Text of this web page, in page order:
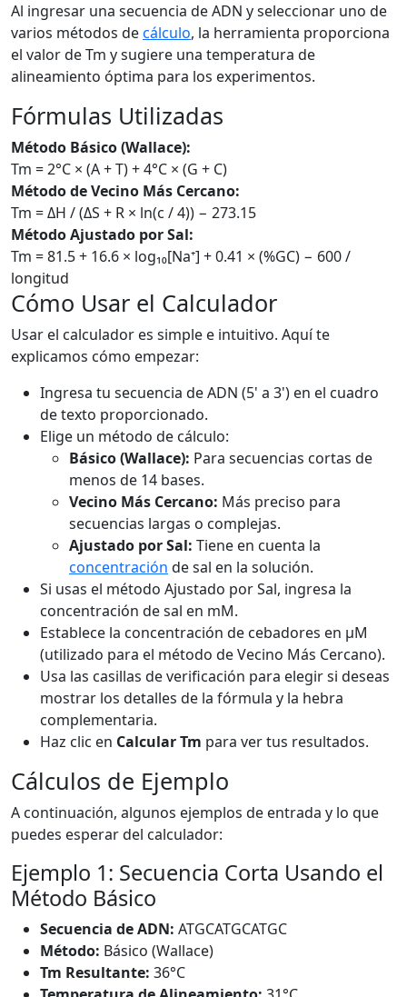
Al ingresar una secuencia de ADN y seleccionar uno de
varios métodos decálculo, la herramienta proporciona
el valor de Tm y sugiere una temperatura de
alineamiento óptima para los experimentos.
Fórmulas Utilizadas
Método Básico (Wallace):
Tm = 2°C × (A + T) + 4°C × (G + C)
Método de Vecino Más Cercano:
Tm = ΔH / (ΔS + R × ln(c / 4)) − 273.15
Método Ajustado por Sal:
Tm = 81.5 + 16.6 × log₁₀[Na⁺] + 0.41 × (%GC) − 600 /
longitud
Cómo Usar el Calculador
Usar el calculador es simple e intuitivo. Aquí te
explicamos cómo empezar:
Ingresa tu secuencia de ADN (5' a 3') en el cuadro
de texto proporcionado.
Elige un método de cálculo:
Básico (Wallace): Para secuencias cortas de
menos de 14 bases.
Vecino Más Cercano: Más preciso para
secuencias largas o complejas.
Ajustado por Sal: Tiene en cuenta la
concentración de sal en la solución.
Si usas el método Ajustado por Sal, ingresa la
concentración de sal en mM.
Establece la concentración de cebadores en μM
(utilizado para el método de Vecino Más Cercano).
Usa las casillas de verificación para elegir si deseas
mostrar los detalles de la fórmula y la hebra
complementaria.
Haz clic en Calcular Tm para ver tus resultados.
Cálculos de Ejemplo
A continuación, algunos ejemplos de entrada y lo que
puedes esperar del calculador:
Ejemplo 1: Secuencia Corta Usando el
Método Básico
Secuencia de ADN: ATGCATGCATGC
Método: Básico (Wallace)
Tm Resultante: 36°C